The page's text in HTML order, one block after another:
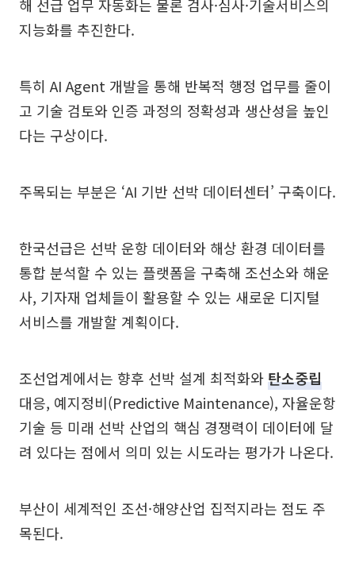
해 선급 업무 자동화는 물론 검사·심사·기술서비스의
지능화를 추진한다.
특히 AI Agent 개발을 통해 반복적 행정 업무를 줄이
고 기술 검토와 인증 과정의 정확성과 생산성을 높인
다는 구상이다.
주목되는 부분은 ‘AI 기반 선박 데이터센터’ 구축이다.
한국선급은 선박 운항 데이터와 해상 환경 데이터를
통합 분석할 수 있는 플랫폼을 구축해 조선소와 해운
사, 기자재 업체들이 활용할 수 있는 새로운 디지털
서비스를 개발할 계획이다.
조선업계에서는 향후 선박 설계 최적화와탄소중립
대응, 예지정비(Predictive Maintenance), 자율운항
기술 등 미래 선박 산업의 핵심 경쟁력이 데이터에 달
려 있다는 점에서 의미 있는 시도라는 평가가 나온다.
부산이 세계적인 조선·해양산업 집적지라는 점도 주
목된다.